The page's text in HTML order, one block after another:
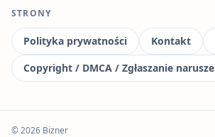
STRONY
Polityka prywatności Kontakt
Copyright / DMCA / Zgłaszanie
© 2026 Bizner